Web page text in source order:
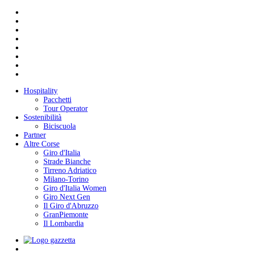
Hospitality
Pacchetti
Tour Operator
Sostenibilità
Biciscuola
Partner
Altre Corse
Giro d'Italia
Strade Bianche
Tirreno Adriatico
Milano-Torino
Giro d'Italia Women
Giro Next Gen
Il Giro d'Abruzzo
GranPiemonte
Il Lombardia